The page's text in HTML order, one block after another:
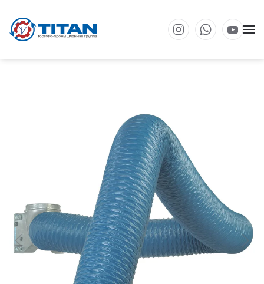
Перейти к основному содержанию